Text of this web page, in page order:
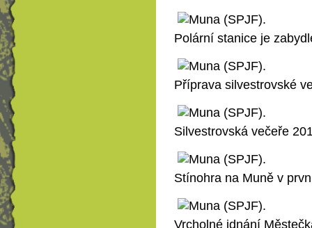
Polární stanice je
Příprava silvestrovské
Silvestrovská večeře
Stínohra na Muně v
Vrcholné jdnání